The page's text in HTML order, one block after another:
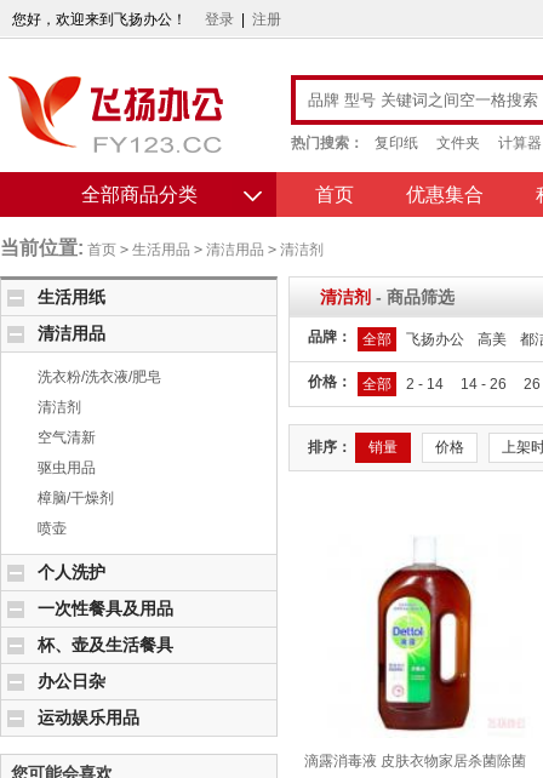
您好，欢迎来到飞扬办公！ 登录 注册
热门搜索： 复印纸 文件夹 计算器
全部商品分类 首页 优惠集合
当前位置: 首页 > 生活用品 > 清洁用品 > 清洁剂
生活用纸
清洁用品
洗衣粉/洗衣液/肥皂
清洁剂
空气清新
驱虫用品
樟脑/干燥剂
喷壶
个人洗护
一次性餐具及用品
杯、壶及生活餐具
办公日杂
运动娱乐用品
您可能会喜欢
清洁剂 - 商品筛选
品牌： 全部 飞扬办公 高美 都
价格： 全部 2 - 14 14 - 26 26
排序： 销量 价格 上架
滴露消毒液 皮肤衣物家居杀菌除菌